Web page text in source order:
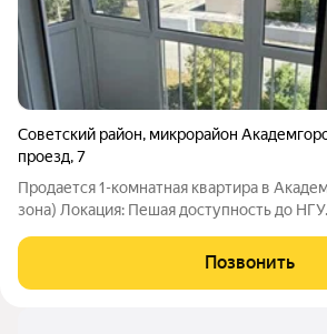
Советский район, микрорайон
проезд,7
Продается 1-комнатная квартира в
зона) Локация: Пешая доступность до
академическую атмосферу. Состояние:
ПОЛНОГО капитального ремонта с
Позвонить